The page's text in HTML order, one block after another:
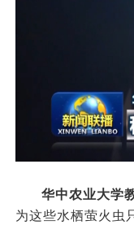
华中农业大学
为这些水栖萤火虫